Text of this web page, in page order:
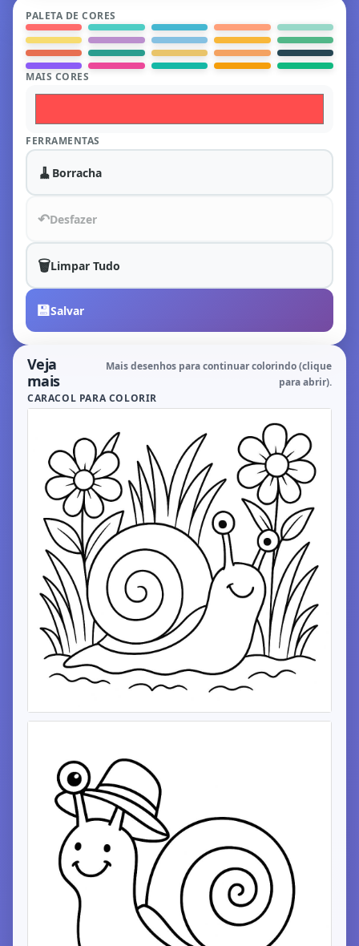
PALETA DE CORES
MAIS CORES
FERRAMENTAS
🧹 Borracha
↶Desfazer
🗑️Limpar Tudo
💾Salvar
Veja
mais
Mais desenhos para continuar colorindo (clique
para abrir).
CARACOL PARA COLORIR